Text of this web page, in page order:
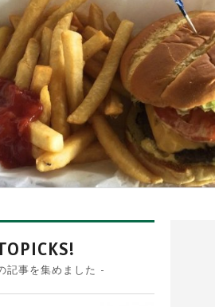
記事を集めました -